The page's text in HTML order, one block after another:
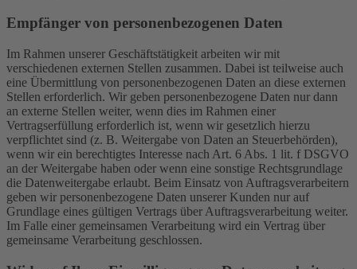
Empfänger von personenbezogenen Daten
Im Rahmen unserer Geschäftstätigkeit arbeiten wir mit
verschiedenen externen Stellen zusammen. Dabei ist teilweise auch
eine Übermittlung von personenbezogenen Daten an diese externen
Stellen erforderlich. Wir geben personenbezogene Daten nur dann
an externe Stellen weiter, wenn dies im Rahmen einer
Vertragserfüllung erforderlich ist, wenn wir gesetzlich hierzu
verpflichtet sind (z. B. Weitergabe von Daten an Steuerbehörden),
wenn wir ein berechtigtes Interesse nach Art. 6 Abs. 1 lit. f DSGVO
an der Weitergabe haben oder wenn eine sonstige Rechtsgrundlage
die Datenweitergabe erlaubt. Beim Einsatz von Auftragsverarbeitern
geben wir personenbezogene Daten unserer Kunden nur auf
Grundlage eines gültigen Vertrags über Auftragsverarbeitung weiter.
Im Falle einer gemeinsamen Verarbeitung wird ein Vertrag über
gemeinsame Verarbeitung geschlossen.